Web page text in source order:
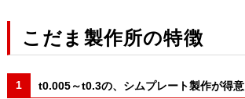
こだま製作所の特徴
t0.005～t0.3の、シムプレート製作が得意